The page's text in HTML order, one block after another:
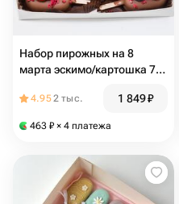
Набор пирожных на 8
марта эскимо/картошка 7
4.952 тыс. 1 849₽
463 ₽ × 4 платежа